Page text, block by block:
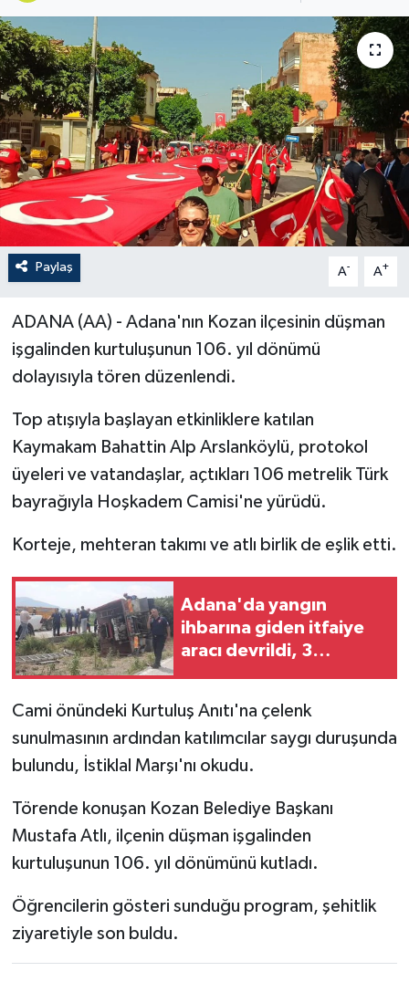
Paylaş A- A+
ADANA (AA) - Adana'nın Kozan ilçesinin düşman
işgalinden kurtuluşunun 106. yıl dönümü
dolayısıyla tören düzenlendi.
Top atışıyla başlayan etkinliklere katılan
Kaymakam Bahattin Alp Arslanköylü, protokol
üyeleri ve vatandaşlar, açtıkları 106 metrelik Türk
bayrağıyla Hoşkadem Camisi'ne yürüdü.
Korteje, mehteran takımı ve atlı birlik de eşlik etti.
Adana'da yangın
ihbarına giden itfaiye
aracı devrildi, 3
Cami önündeki Kurtuluş Anıtı'na çelenk
sunulmasının ardından katılımcılar saygı duruşunda
bulundu, İstiklal Marşı'nı okudu.
Törende konuşan Kozan Belediye Başkanı
Mustafa Atlı, ilçenin düşman işgalinden
kurtuluşunun 106. yıl dönümünü kutladı.
Öğrencilerin gösteri sunduğu program, şehitlik
ziyaretiyle son buldu.